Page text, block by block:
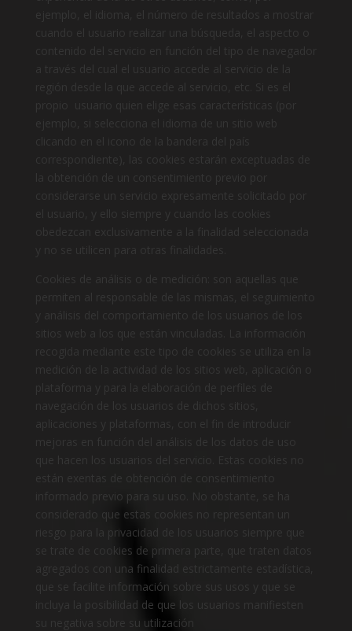
ejemplo, el idioma, el número de resultados a mostrar
cuando el usuario realizar una búsqueda, el aspecto o
contenido del servicio en función del tipo de navegador
a través del cual el usuario accede al servicio de la
región desde la que accede al servicio, etc. Si es el
propio usuario quien elige esas características (por
ejemplo, si selecciona el idioma de un sitio web
clicando en el icono de la bandera del país
correspondiente), las cookies estarán exceptuadas de
la obtención de un consentimiento previo por
considerarse un servicio expresamente solicitado por
el usuario, y ello siempre y cuando las cookies
obedezcan exclusivamente a la finalidad seleccionada
y no se utilicen para otras finalidades.
Cookies de análisis o de medición: son aquellas que
permiten al responsable de las mismas, el seguimiento
y análisis del comportamiento de los usuarios de los
sitios web a los que están vinculadas. La información
recogida mediante este tipo de cookies se utiliza en la
medición de la actividad de los sitios web, aplicación o
plataforma y para la elaboración de perfiles de
navegación de los usuarios de dichos sitios,
aplicaciones y plataformas, con el fin de introducir
mejoras en función del análisis de los datos de uso
que hacen los usuarios del servicio. Estas cookies no
están exentas de obtención de consentimiento
informado previo para su uso. No obstante, se ha
considerado que estas cookies no representan un
riesgo para la privacidad de los usuarios siempre que
se trate de cookies de primera parte, que traten datos
agregados con una finalidad estrictamente estadística,
que se facilite información sobre sus usos y que se
incluya la posibilidad de que los usuarios manifiesten
su negativa sobre su utilización